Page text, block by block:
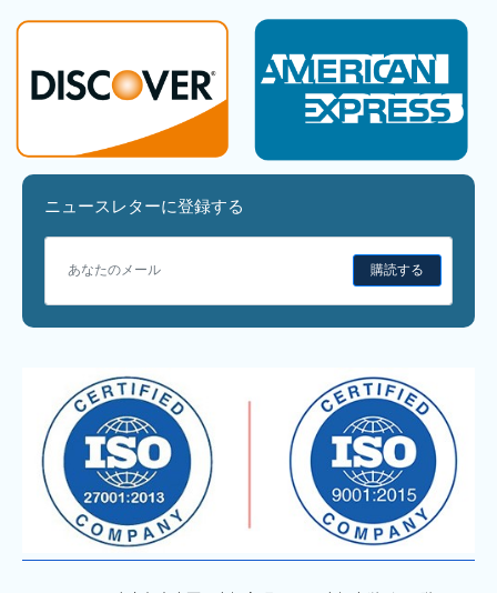
ニュースレターに登録する
購読する